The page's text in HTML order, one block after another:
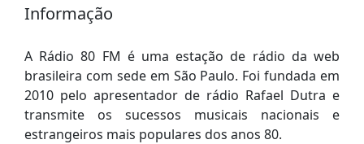
Informação
A Rádio 80 FM é uma estação de rádio da web
brasileira com sede em São Paulo. Foi fundada em
2010 pelo apresentador de rádio Rafael Dutra e
transmite os sucessos musicais nacionais e
estrangeiros mais populares dos anos 80.